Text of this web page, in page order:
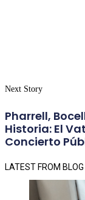
Next Story
Pharrell,
Historia: El
Concierto
LATEST FROM BLOG